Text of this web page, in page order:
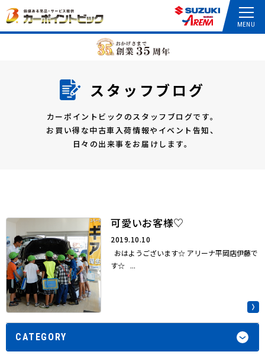
スタッフブログ
カーポイントビックのスタッフブログです。
お買い得な中古車入荷情報やイベント告知、
日々の出来事をお届けします。
可愛いお客様♡
2019.10.10
おはようございます☆ アリーナ平岡店伊藤で
す☆ ...
CATEGORY